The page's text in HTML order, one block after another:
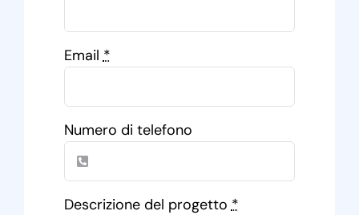
Email*
Numero di telefono
Descrizione del progetto*